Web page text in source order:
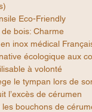
Eco-Friendly
de bois: Charme
inox médical
écologique aux
à volonté
le tympan lors de
l’excès de cérumen
les bouchons de